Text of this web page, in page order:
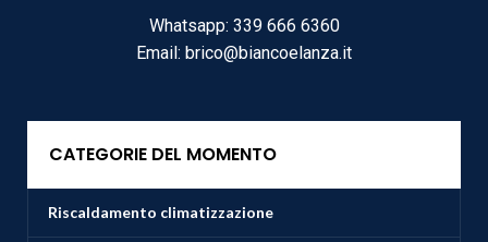
Whatsapp: 339 666 6360
Email: brico@biancoelanza.it
CATEGORIE DEL MOMENTO
Riscaldamento climatizzazione